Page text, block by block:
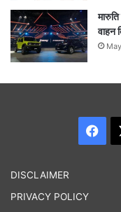
वाहन
DISCLAIMER
PRIVACY POLICY